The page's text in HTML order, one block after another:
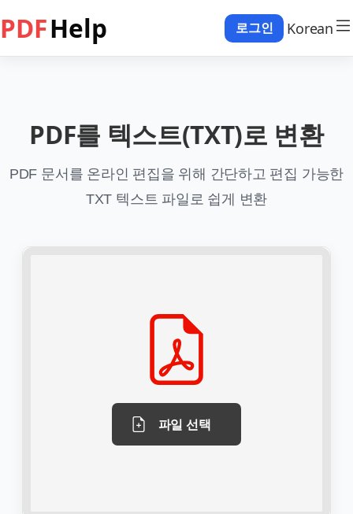
PDFHelp 로그인 Korean
PDF를 텍스트(TXT)로 변환
PDF 문서를 온라인 편집을 위해 간단하고 편집 가능한
TXT 텍스트 파일로 쉽게 변환
파일 선택